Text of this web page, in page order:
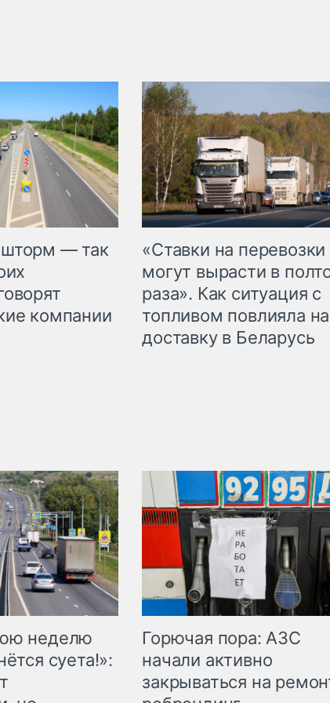
— так
компании
«Ставки на перевозки
могут вырасти в
раза». Как ситуация с
топливом повлияла на
доставку в Беларусь
неделю
суета!»:
Горючая пора: АЗС
начали активно
закрываться на